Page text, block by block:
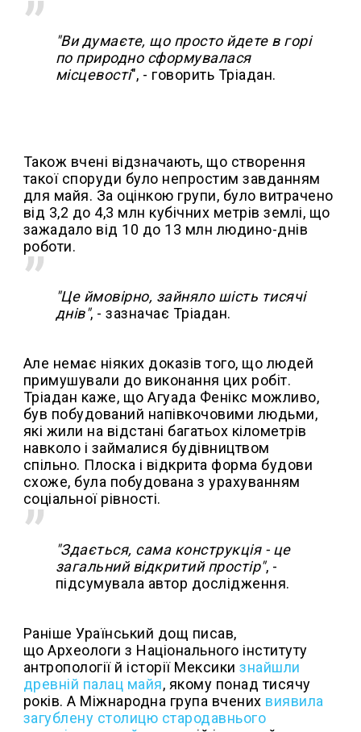
"Ви думаєте, що просто йдете в горі
по природно сформувалася
місцевості", - говорить Тріадан.
Також вчені відзначають, що створення
такої споруди було непростим завданням
для майя. За оцінкою групи, було витрачено
від 3,2 до 4,3 млн кубічних метрів землі, що
зажадало від 10 до 13 млн людино-днів
роботи.
"Це ймовірно, зайняло шість тисячі
днів", - зазначає Тріадан.
Але немає ніяких доказів того, що людей
примушували до виконання цих робіт.
Тріадан каже, що Агуада Фенікс можливо,
був побудований напівкочовими людьми,
які жили на відстані багатьох кілометрів
навколо і займалися будівництвом
спільно. Плоска і відкрита форма будови
схоже, була побудована з урахуванням
соціальної рівності.
"Здається, сама конструкція - це
загальний відкритий простір", -
підсумувала автор дослідження.
Раніше Ураїнський дощ писав,
що Археологи з Національного інституту
антропології й історії Мексикизнайшли
древній палац майя, якому понад тисячу
років. А Міжнародна група вчених виявила
загублену столицю стародавнього